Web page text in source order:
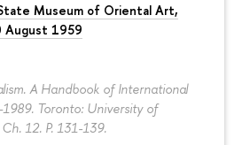
Museum of Oriental Art,
August 1959
A Handbook of International
Toronto: University of
12. P. 131-139.